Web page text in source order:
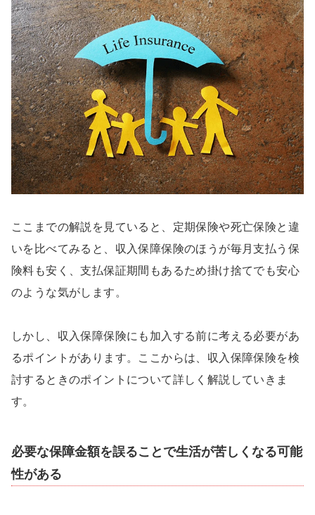
ここまでの解説を見ていると、定期保険や死亡保険と違
いを比べてみると、収入保障保険のほうが毎月支払う保
険料も安く、支払保証期間もあるため掛け捨てでも安心
のような気がします。
しかし、収入保障保険にも加入する前に考える必要があ
るポイントがあります。ここからは、収入保障保険を検
討するときのポイントについて詳しく解説していきま
す。
必要な保障金額を誤ることで生活が苦しくなる可能
性がある